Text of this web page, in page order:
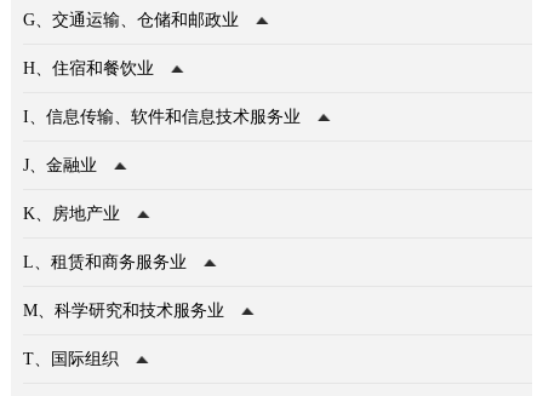
G、 交通运输、 仓储和 邮政业
H、 住宿和餐饮业
I、 信息传输、 软件和信息技术服务业
J、 金融业
K、 房地产业
L、 租赁和商务服务业
M、 科学研究和技术服务业
T、 国际组织